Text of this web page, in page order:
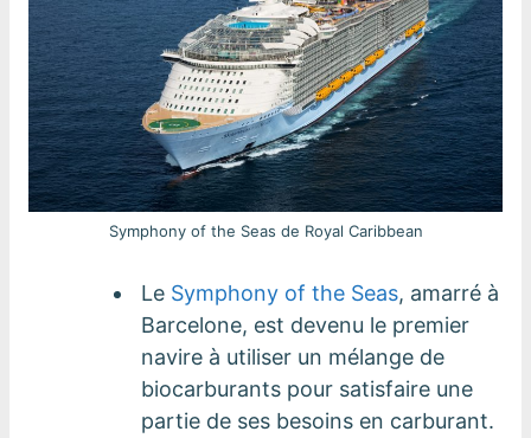
Symphony of the Seas de Royal Caribbean
Le Symphony of the Seas, amarré à
Barcelone, est devenu le premier
navire à utiliser un mélange de
biocarburants pour satisfaire une
partie de ses besoins en carburant.